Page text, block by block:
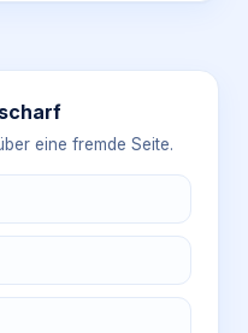
eine fremde Seite.